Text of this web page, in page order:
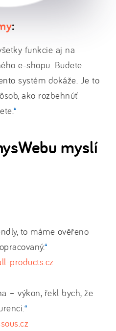
:
funkcie aj na
e-shopu. Budete
systém dokáže. Je to
ako rozbehnúť
myslí
to máme ověřeno
products.cz
– výkon, řekl bych, že